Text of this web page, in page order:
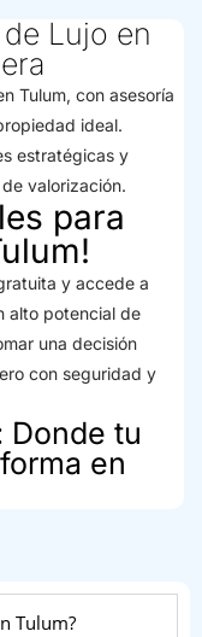
Lujo en
Tulum, con asesoría
ideal.
estratégicas y
valorización.
para
y accede a
alto potencial de
una decisión
con seguridad y
Donde tu
en
Tulum?